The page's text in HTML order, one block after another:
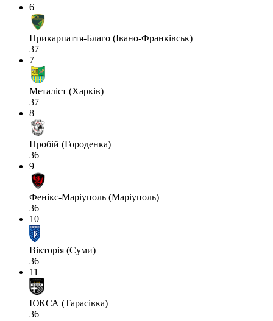
6
Прикарпаття-Благо (Івано-Франківськ)
37
7
Металіст (Харків)
37
8
Пробій (Городенка)
36
9
Фенікс-Маріуполь (Маріуполь)
36
10
Вікторія (Суми)
36
11
ЮКСА (Тарасівка)
36